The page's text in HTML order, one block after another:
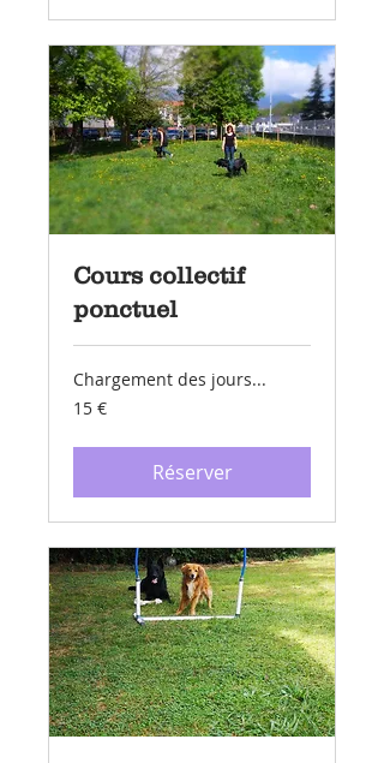
Cours collectif
ponctuel
Chargement des jours...
15
euros
15 €
Réserver